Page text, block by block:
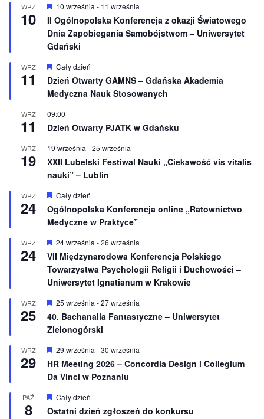
WRZ
10
W
y
r
ó
ż
n
o
n
e
10 września - 11 września
II Ogólnopolska Konferencja z okazji Światowego
Dnia Zapobiegania Samobójstwom – Uniwersytet
Gdański
WRZ
11
W
y
r
ó
n
o
e
Cały dzień
Dzień Otwarty GAMNS – Gdańska Akademia
Medyczna Nauk Stosowanych
WRZ
11
09:00
Dzień Otwarty PJATK w Gdańsku
WRZ
19
19 września -25 września
XXII Lubelski Festiwal Nauki „Ciekawość vis vitalis
nauki” – Lublin
WRZ
24
W
r
ó
n
i
o
n
e
Cały dzień
Ogólnopolska Konferencja online „Ratownictwo
Medyczne w Praktyce”
WRZ
24
W
y
r
ó
ż
n
i
o
n
e
24 września -26 września
VII Międzynarodowa Konferencja Polskiego
Towarzystwa Psychologii Religii i Duchowości –
Uniwersytet Ignatianum w Krakowie
WRZ
25
W
r
ó
n
i
o
n
25 września -27 września
40. Bachanalia Fantastyczne – Uniwersytet
Zielonogórski
WRZ
29
W
y
r
ó
n
o
29 września -30 września
HR Meeting 2026 – Concordia Design i Collegium
Da Vinci w Poznaniu
PAŹ
8
W
r
Cały dzień
Ostatni dzień zgłoszeń do konkursu